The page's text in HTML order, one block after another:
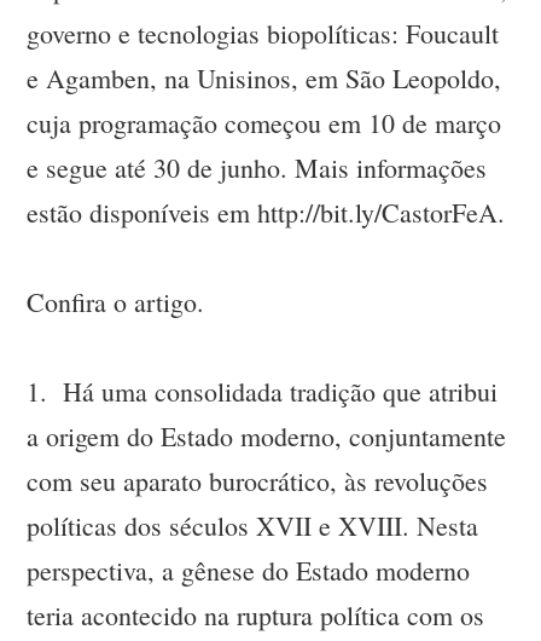
governo e tecnologias biopolíticas: Foucault
e Agamben, na Unisinos, em São Leopoldo,
cuja programação começou em 10 de março
e segue até 30 de junho. Mais informações
estão disponíveis em http://bit.ly/CastorFeA.
Confira o artigo.
1. Há uma consolidada tradição que atribui
a origem do Estado moderno, conjuntamente
com seu aparato burocrático, às revoluções
políticas dos séculos XVII e XVIII. Nesta
perspectiva, a gênese do Estado moderno
teria acontecido na ruptura política com os